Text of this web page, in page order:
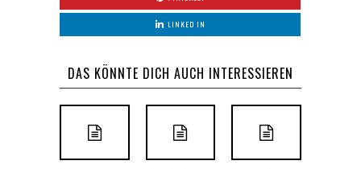
LINKED IN
DAS KÖNNTE DICH AUCH INTERESSIEREN